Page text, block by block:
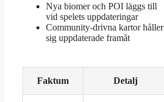
Nya biomer och POI läggs till
vid spelets uppdateringar
Community-drivna kartor håller
sig uppdaterade framåt
Faktum Detalj